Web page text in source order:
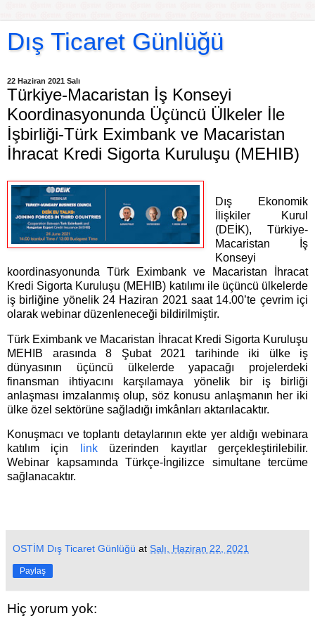
Dış Ticaret Günlüğü
22 Haziran 2021 Salı
Türkiye-Macaristan İş Konseyi
Koordinasyonunda Üçüncü Ülkeler İle
İşbirliği-Türk Eximbank ve Macaristan
İhracat Kredi Sigorta Kuruluşu (MEHIB)
Dış Ekonomik
İlişkiler Kurul
(DEİK), Türkiye-
Macaristan İş
Konseyi
koordinasyonunda Türk Eximbank ve Macaristan İhracat
Kredi Sigorta Kuruluşu (MEHIB) katılımı ile üçüncü ülkelerde
iş birliğine yönelik 24 Haziran 2021 saat 14.00’te çevrim içi
olarak webinar düzenleneceği bildirilmiştir.
Türk Eximbank ve Macaristan İhracat Kredi Sigorta Kuruluşu
MEHIB arasında 8 Şubat 2021 tarihinde iki ülke iş
dünyasının üçüncü ülkelerde yapacağı projelerdeki
finansman ihtiyacını karşılamaya yönelik bir iş birliği
anlaşması imzalanmış olup, söz konusu anlaşmanın her iki
ülke özel sektörüne sağladığı imkânları aktarılacaktır.
Konuşmacı ve toplantı detaylarının ekte yer aldığı webinara
katılım için
linküzerinden kayıtlar gerçekleştirilebilir.
Webinar kapsamında Türkçe-İngilizce simultane tercüme
sağlanacaktır.
OSTİM Dış Ticaret Günlüğü at Salı, Haziran 22, 2021
Paylaş
Hiç yorum yok: